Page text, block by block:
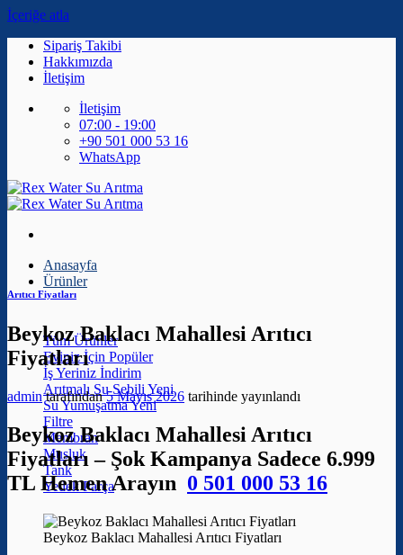
İçeriğe atla
Sipariş Takibi
Hakkımızda
İletişim
İletişim
07:00 - 19:00
+90 501 000 53 16
WhatsApp
Anasayfa
Ürünler
Tüm Ürünler
Eviniz İçin
İş Yeriniz
Arıtmalı Su Sebili
Su Yumuşatma
Filtre
Membran
Musluk
Tank
Yedek Parça
Arıtıcı Fiyatları
Beykoz Baklacı Mahallesi Arıtıcı
Fiyatları
admintarafından 5 Mayıs 2026 tarihinde yayınlandı
Beykoz Baklacı Mahallesi Arıtıcı
Fiyatları – Şok Kampanya Sadece 6.999
TL Hemen Arayın 0 501 000 53 16
Beykoz Baklacı Mahallesi Arıtıcı Fiyatları